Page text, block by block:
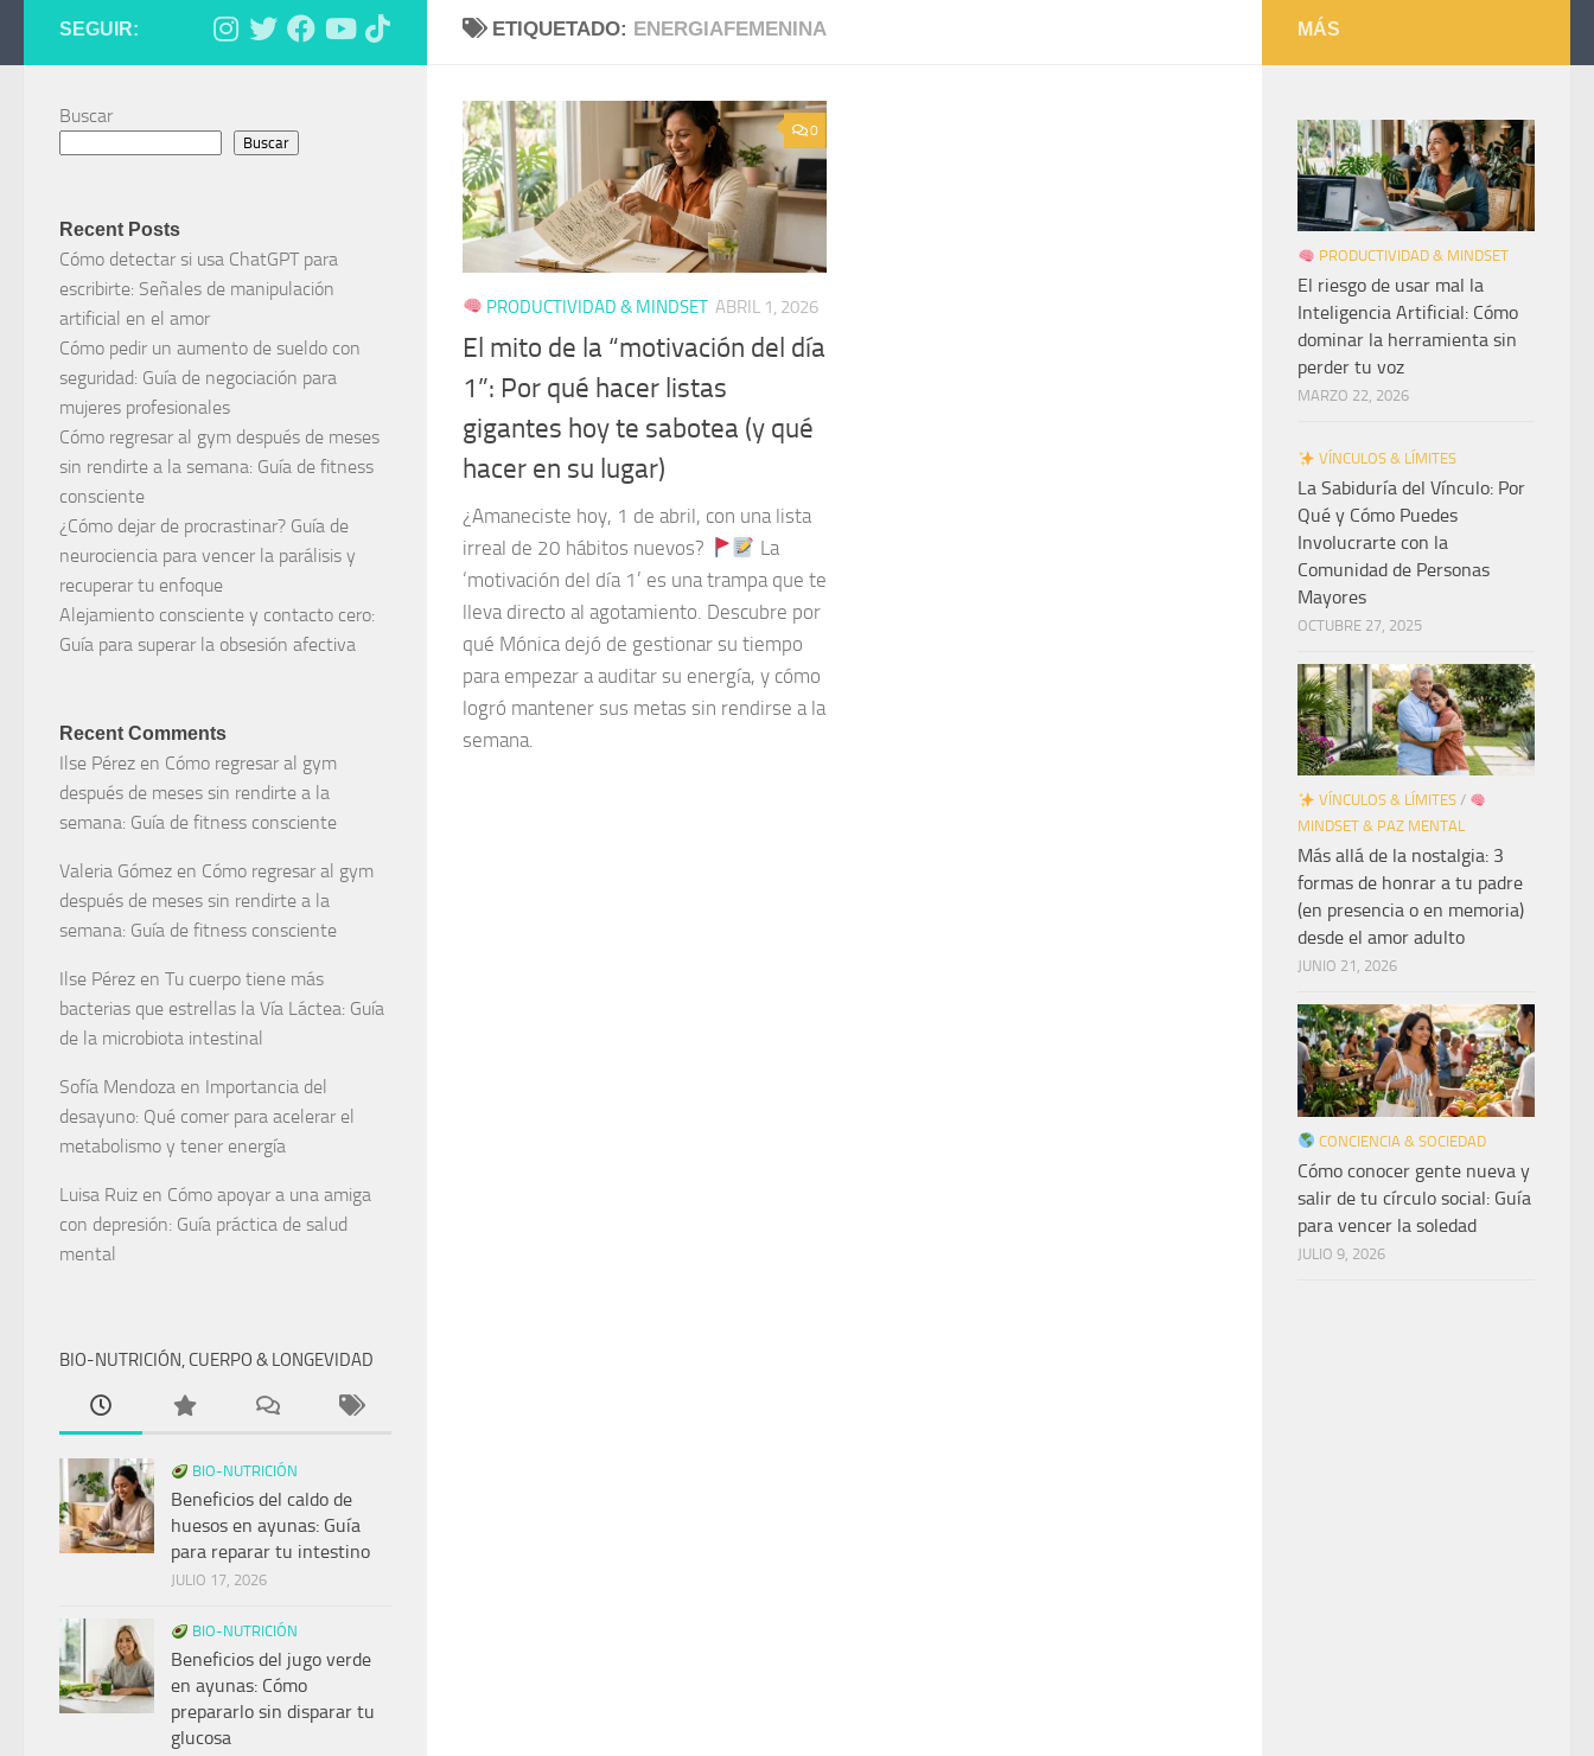
ETIQUETADO: ENERGIAFEMENINA
0
PRODUCTIVIDAD & MINDSET ABRIL 1, 2026
El mito de la “motivación del día
1”: Por qué hacer listas
gigantes hoy te sabotea (y qué
hacer en su lugar)
¿Amaneciste hoy, 1 de abril, con una lista
irreal de 20 hábitos nuevos?
La
‘motivación del día 1’ es una trampa que te
lleva directo al agotamiento. Descubre por
qué Mónica dejó de gestionar su tiempo
para empezar a auditar su energía, y cómo
logró mantener sus metas sin rendirse a la
semana.
SEGUIR:
Buscar
Buscar
Recent Posts
Cómo detectar si usa ChatGPT para
escribirte: Señales de manipulación
artificial en el amor
Cómo pedir un aumento de sueldo con
seguridad: Guía de negociación para
mujeres profesionales
Cómo regresar al gym después de meses
sin rendirte a la semana: Guía de fitness
consciente
¿Cómo dejar de procrastinar? Guía de
neurociencia para vencer la parálisis y
recuperar tu enfoque
Alejamiento consciente y contacto cero:
Guía para superar la obsesión afectiva
Recent Comments
Ilse Pérez en Cómo regresar al gym
después de meses sin rendirte a la
semana: Guía de fitness consciente
Valeria Gómez en Cómo regresar al gym
después de meses sin rendirte a la
semana: Guía de fitness consciente
Ilse Pérez en Tu cuerpo tiene más
bacterias que estrellas la Vía Láctea: Guía
de la microbiota intestinal
Sofía Mendoza en Importancia del
desayuno: Qué comer para acelerar el
metabolismo y tener energía
Luisa Ruiz en Cómo apoyar a una amiga
con depresión: Guía práctica de salud
mental
BIO-NUTRICIÓN, CUERPO & LONGEVIDAD
BIO-NUTRICIÓN
Beneficios del caldo de
huesos en ayunas: Guía
para reparar tu intestino
JULIO 17, 2026
BIO-NUTRICIÓN
Beneficios del jugo verde
en ayunas: Cómo
prepararlo sin disparar tu
glucosa
MÁS
PRODUCTIVIDAD & MINDSET
El riesgo de usar mal la
Inteligencia Artificial: Cómo
dominar la herramienta sin
perder tu voz
MARZO 22, 2026
VÍNCULOS & LÍMITES
La Sabiduría del Vínculo: Por
Qué y Cómo Puedes
Involucrarte con la
Comunidad de Personas
Mayores
OCTUBRE 27, 2025
VÍNCULOS & LÍMITES/
MINDSET & PAZ MENTAL
Más allá de la nostalgia: 3
formas de honrar a tu padre
(en presencia o en memoria)
desde el amor adulto
JUNIO 21, 2026
CONCIENCIA & SOCIEDAD
Cómo conocer gente nueva y
salir de tu círculo social: Guía
para vencer la soledad
JULIO 9, 2026